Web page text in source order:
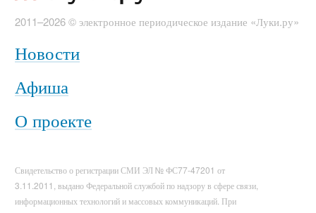
2011–2026 © электронное периодическое издание «Луки.ру»
Новости
Афиша
О проекте
Свидетельство о регистрации СМИ ЭЛ № ФС77-47201 от
3.11.2011, выдано Федеральной службой по надзору в сфере связи,
информационных технологий и массовых коммуникаций. При